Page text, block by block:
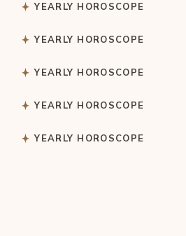
YEARLY HOROSCOPE
YEARLY HOROSCOPE
YEARLY HOROSCOPE
YEARLY HOROSCOPE
YEARLY HOROSCOPE